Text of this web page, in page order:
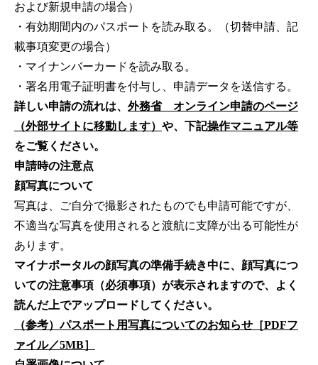
および新規申請の場合）
・有効期間内のパスポートを読み取る。（切替申請、記
載事項変更の場合）
・マイナンバーカードを読み取る。
・署名用電子証明書を付与し、申請データを送信する。
詳しい申請の流れは、 外務省 オンライン申請のページ
（外部サイトに移動します） や、下記操作マニュアル等
をご覧ください。
申請時の注意点
顔写真について
写真は、ご自分で撮影されたものでも申請可能ですが、
不適当な写真を使用されると渡航に支障が出る可能性が
あります。
マイナポータルの顔写真の準備手続き中に、顔写真につ
いての注意事項（必須事項）が表示されますので、よく
読んだ上でアップロードしてください。
（参考）パスポート用写真についてのお知らせ［PDFフ
ァイル／5MB］